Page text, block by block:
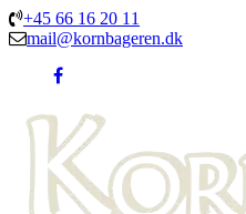
+45 66 16 20 11
mail@kornbageren.dk